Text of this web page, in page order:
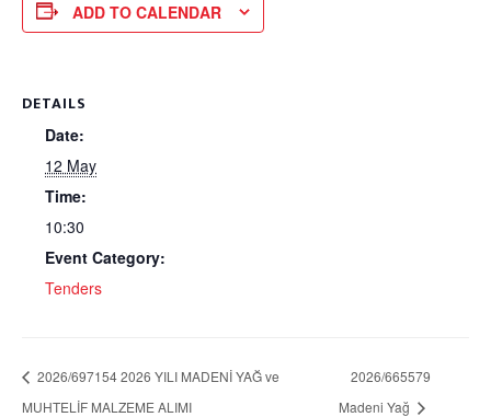
ADD TO CALENDAR
DETAILS
Date:
12 May
Time:
10:30
Event Category:
Tenders
2026/697154 2026 YILI MADENİ YAĞ ve
MUHTELİF MALZEME ALIMI
2026/665579
Madeni Yağ